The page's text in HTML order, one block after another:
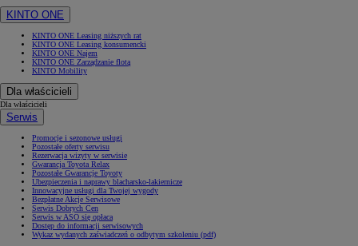
KINTO ONE
KINTO ONE Leasing niższych rat
KINTO ONE Leasing konsumencki
KINTO ONE Najem
KINTO ONE Zarządzanie flotą
KINTO Mobility
Dla właścicieli
Dla właścicieli
Serwis
Promocje i sezonowe usługi
Pozostałe oferty serwisu
Rezerwacja wizyty w serwisie
Gwarancja Toyota Relax
Pozostałe Gwarancje Toyoty
Ubezpieczenia i naprawy blacharsko-lakiernicze
Innowacyjne usługi dla Twojej wygody
Bezpłatne Akcje Serwisowe
Serwis Dobrych Cen
Serwis w ASO się opłaca
Dostęp do informacji serwisowych
Wykaz wydanych zaświadczeń o odbytym szkoleniu (pdf)